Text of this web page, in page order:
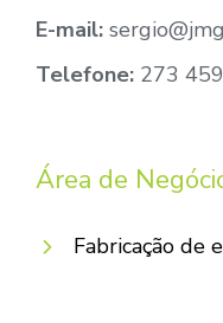
E-mail:
Telefone: 273
Área de
Fabricação de